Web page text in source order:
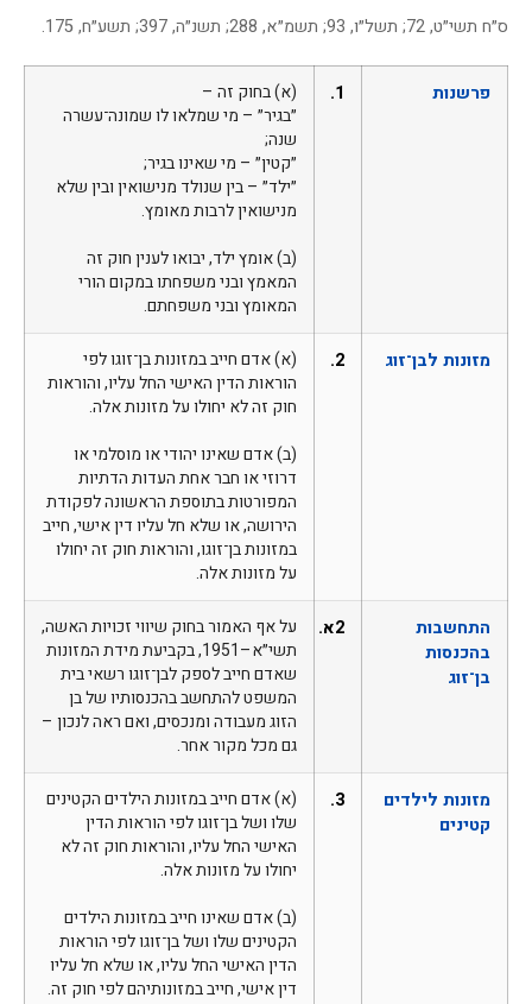
ס״ח תשי״ט, 72; תשל״ו, 93; תשמ״א, 288; תשנ״ה, 397; תשע״ח, 175.
פרשנות
(א) בחוק זה –
״בגיר״ – מי שמלאו לו שמונה־עשרה
שנה;
״קטין״ – מי שאינו בגיר;
״ילד״ – בין שנולד מנישואין ובין שלא
מנישואין לרבות מאומץ.
(ב) אומץ ילד, יבואו לענין חוק זה
המאמץ ובני משפחתו במקום הורי
המאומץ ובני משפחתם.
מזונות לבן־זוג
(א) אדם חייב במזונות בן־זוגו לפי
הוראות הדין האישי החל עליו, והוראות
חוק זה לא יחולו על מזונות אלה.
(ב) אדם שאינו יהודי או מוסלמי או
דרוזי או חבר אחת העדות הדתיות
המפורטות בתוספת הראשונה לפקודת
הירושה, או שלא חל עליו דין אישי, חייב
במזונות בן־זוגו, והוראות חוק זה יחולו
על מזונות אלה.
התחשבות
בהכנסות
בן־זוג
על אף האמור בחוק שיווי זכויות האשה,
תשי״א–1951, בקביעת מידת המזונות
שאדם חייב לספק לבן־זוגו רשאי בית
המשפט להתחשב בהכנסותיו של בן
הזוג מעבודה ומנכסים, ואם ראה לנכון –
גם מכל מקור אחר.
מזונות לילדים
קטינים
(א) אדם חייב במזונות הילדים הקטינים
שלו ושל בן־זוגו לפי הוראות הדין
האישי החל עליו, והוראות חוק זה לא
יחולו על מזונות אלה.
(ב) אדם שאינו חייב במזונות הילדים
הקטינים שלו ושל בן־זוגו לפי הוראות
הדין האישי החל עליו, או שלא חל עליו
דין אישי, חייב במזונותיהם לפי חוק זה.